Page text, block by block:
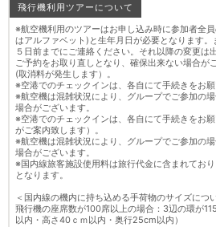
飛行機利用ツアーについて
※航空機利用のツアーはお申し込み時に参加者全
はアルファベット)と生年月日が必要となります
５日前までにご連絡ください。それ以降の変更は
ご予約をお取り直しとなり、確保出来ない場合が
(取消料が発生します）。
※空港でのチェックインは、各自にて手続きをお願
※航空機は混雑状況により、グループでご参加の
場合がございます。
※空港でのチェックインは、各自にて手続きをお
がご案内致します）。
※航空機は混雑状況により、グループでご参加の
場合がございます。
※国内線旅客施設使用料は旅行代金に含まれてお
となります。
＜国内線の機内に持ち込める手荷物のサイズにつ
飛行機の座席数が100席以上の場合：3辺の環が
以内・高さ40ｃｍ以内・奥行25cm以内）